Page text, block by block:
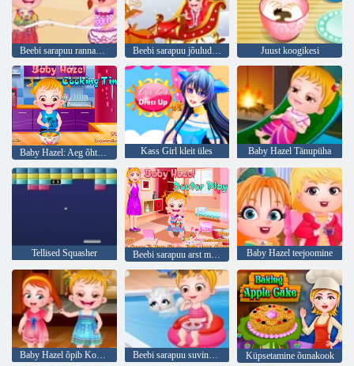
Beebi sarapuu rannapidu Beebi sarapuu jõulude unistus Juust koogikesi
Kass Girl kleit üles Baby Hazel Tänupüha
Tellised Squasher Beebi sarapuu arst mängima Baby Hazel teejoomine
Baby Hazel õpib Kombed Beebi sarapuu suvine lõbus Küpsetamine õunakook